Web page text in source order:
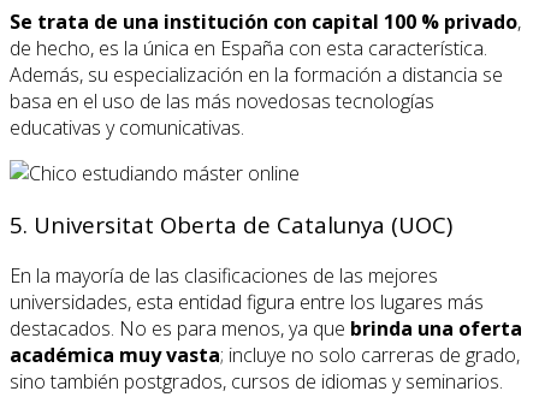
Se trata de una institución con capital 100 % privado,
de hecho, es la única en España con esta característica.
Además, su especialización en la formación a distancia se
basa en el uso de las más novedosas tecnologías
educativas y comunicativas.
5. Universitat Oberta de Catalunya (UOC)
En la mayoría de las clasificaciones de las mejores
universidades, esta entidad figura entre los lugares más
destacados. No es para menos, ya que brinda una oferta
académica muy vasta; incluye no solo carreras de grado,
sino también postgrados, cursos de idiomas y seminarios.